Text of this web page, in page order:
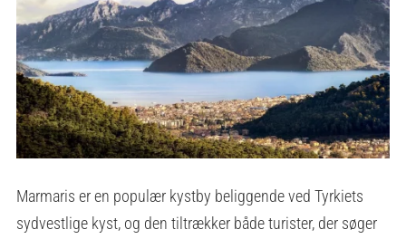
Marmaris er en populær kystby beliggende ved Tyrkiets
sydvestlige kyst, og den tiltrækker både turister, der søger